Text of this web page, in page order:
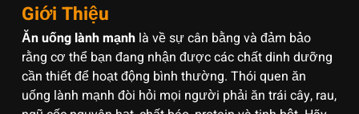
Giới Thiệu
Ăn uống lành mạnh là về sự cân bằng và đảm bảo
rằng cơ thể bạn đang nhận được các chất dinh dưỡng
cần thiết để hoạt động bình thường. Thói quen ăn
uống lành mạnh đòi hỏi mọi người phải ăn trái cây, rau,